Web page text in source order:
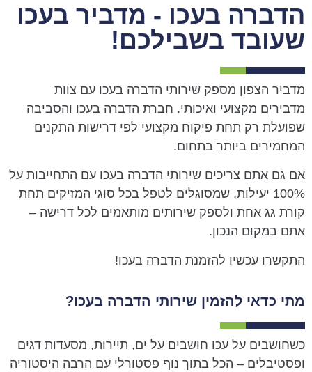
הדברה בעכו - מדביר בעכו
שעובד בשבילכם!
מדביר הצפון מספק שירותי הדברה בעכו עם צוות
מדבירים מקצועי ואיכותי. חברת הדברה בעכו והסביבה
שפועלת רק תחת פיקוח מקצועי לפי דרישות התקנים
המחמירים ביותר בתחום.
אם גם אתם צריכים שירותי הדברה בעכו עם התחייבות על
100% יעילות, שמסוגלים לטפל בכל סוגי המזיקים תחת
קורת גג אחת ולספק שירותים מותאמים לכל דרישה –
אתם במקום הנכון.
התקשרו עכשיו להזמנת הדברה בעכו!
מתי כדאי להזמין שירותי הדברה בעכו?
כשחושבים על עכו חושבים על ים, תיירות, מסעדות דגים
ופסטיבלים – הכל בתוך נוף פסטורלי עם הרבה היסטוריה